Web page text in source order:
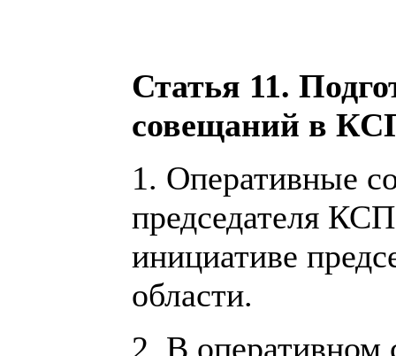
Статья 11.
совещаний в
1. Оперативные
председателя
инициативе
области.
2. В оперативном